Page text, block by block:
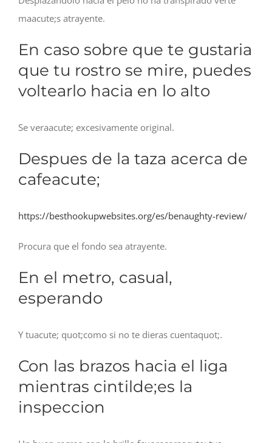
maacute;s atrayente.
En caso sobre que te gustaria
que tu rostro se mire, puedes
voltearlo hacia en lo alto
Se veraacute; excesivamente original.
Despues de la taza acerca de
cafeacute;
https://besthookupwebsites.org/es/benaughty-review/
Procura que el fondo sea atrayente.
En el metro, casual,
esperando
Y tuacute; quot;como si no te dieras cuentaquot;.
Con las brazos hacia el liga
mientras cintilde;es la
inspeccion